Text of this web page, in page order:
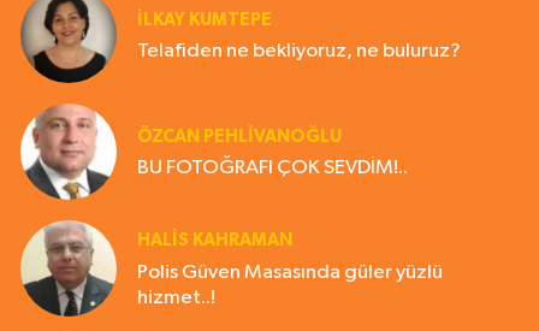
İLKAY KUMTEPE
Telafiden ne bekliyoruz, ne buluruz?
ÖZCAN PEHLİVANOĞLU
BU FOTOĞRAFI ÇOK SEVDİM!..
HALIS KAHRAMAN
Polis Güven Masasında güler yüzlü
hizmet..!